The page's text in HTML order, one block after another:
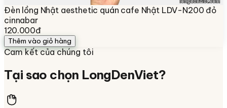
Đèn lồng Nhật aesthetic quán cafe Nhật LDV-N200 đỏ
cinnabar
120.000đ
Thêm vào giỏ hàng
Cam kết của chúng tôi
Tại sao chọn LongDenViet?